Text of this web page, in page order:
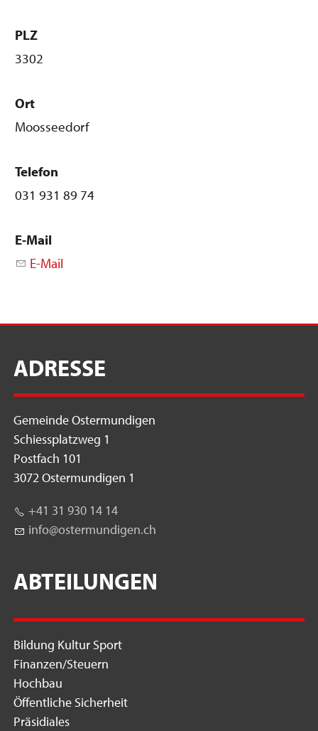
PLZ
3302
Ort
Moosseedorf
Telefon
031 931 89 74
E-Mail
E-Mail
ADRESSE
Gemeinde Ostermundigen
Schiessplatzweg 1
Postfach 101
3072 Ostermundigen 1
+41 31 930 14 14
nf
st rm nd g n ch
ABTEILUNGEN
Bildung Kultur Sport
Finanzen/Steuern
Hochbau
Öffentliche Sicherheit
Präsidiales